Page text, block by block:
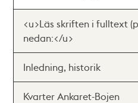
<u>Läs skriften i fulltext
nedan:</u>
Inledning, historik
Kvarter Ankaret-Bojen